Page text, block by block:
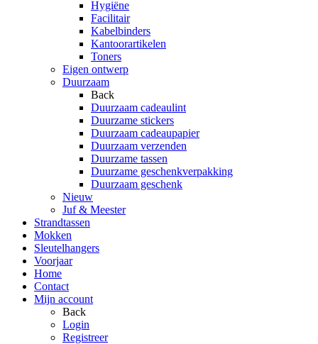
Hygiëne
Facilitair
Kabelbinders
Kantoorartikelen
Toners
Eigen ontwerp
Duurzaam
Back
Duurzaam cadeaulint
Duurzame stickers
Duurzaam cadeaupapier
Duurzaam verzenden
Duurzame tassen
Duurzame geschenkverpakking
Duurzaam geschenk
Nieuw
Juf & Meester
Strandtassen
Mokken
Sleutelhangers
Voorjaar
Home
Contact
Mijn account
Back
Login
Registreer